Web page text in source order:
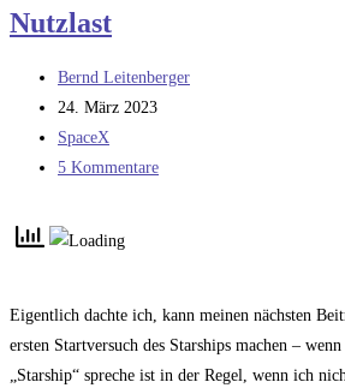
SpaceX-
Nutzlast
Beitrags-
Autor:
Bernd Leitenberger
Beitrag
veröffentlicht:
24. März 2023
Beitrags-
Kategorie:
SpaceX
Beitrags-
5 Kommentare
Eigentlich dachte ich, kann meinen nächsten
ersten Startversuch des Starships machen –
„Starship“ spreche ist in der Regel, wenn ich